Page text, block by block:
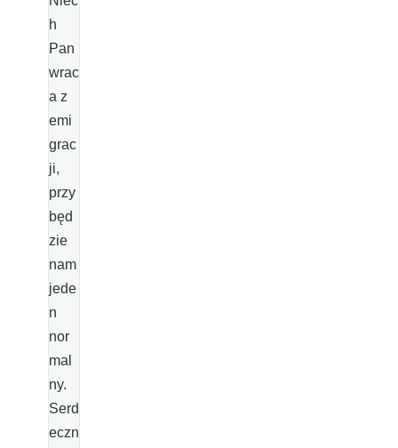
h
Pan
wrac
a z
emi
grac
ji,
przy
będ
zie
nam
jede
n
nor
mal
ny.
Serd
eczn